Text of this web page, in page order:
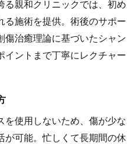
る親和クリニックでは、初め
る施術を提供。術後のサポー
傷治癒理論に基づいたシャン
イントまで丁寧にレクチャー
を使用しないため、傷が少な
が可能。忙しくて長期間の休